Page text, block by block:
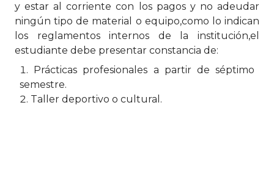
y estar al corriente con los pagos y no adeudar
ningún tipo de material o equipo,como lo indican
los reglamentos internos de la institución,el
estudiante debe presentar constancia de:
Prácticas profesionales a partir de séptimo
semestre.
Taller deportivo o cultural.